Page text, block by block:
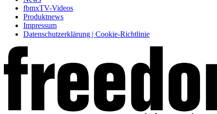
fbmxTV-Videos
Produktnews
Impressum
Datenschutzerklärung | Cookie-Richtlinie